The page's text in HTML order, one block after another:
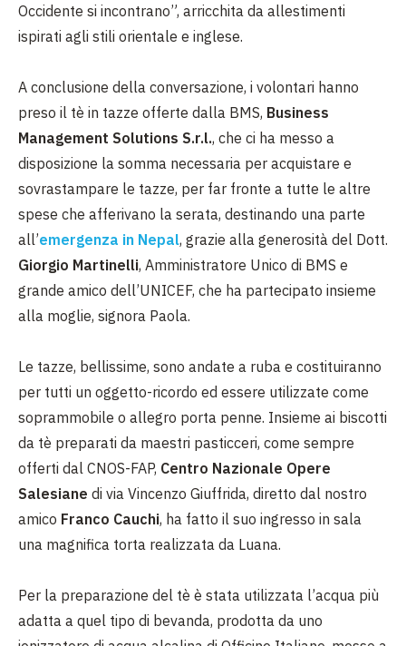
Occidente si incontrano”, arricchita da allestimenti
ispirati agli stili orientale e inglese.
A conclusione della conversazione, i volontari hanno
preso il tè in tazze offerte dalla BMS, Business
Management Solutions S.r.l., che ci ha messo a
disposizione la somma necessaria per acquistare e
sovrastampare le tazze, per far fronte a tutte le altre
spese che afferivano la serata, destinando una parte
all’emergenza in Nepal, grazie alla generosità del Dott.
Giorgio Martinelli, Amministratore Unico di BMS e
grande amico dell’UNICEF, che ha partecipato insieme
alla moglie, signora Paola.
Le tazze, bellissime, sono andate a ruba e costituiranno
per tutti un oggetto-ricordo ed essere utilizzate come
soprammobile o allegro porta penne. Insieme ai biscotti
da tè preparati da maestri pasticceri, come sempre
offerti dal CNOS-FAP, Centro Nazionale Opere
Salesiane di via Vincenzo Giuffrida, diretto dal nostro
amico Franco Cauchi, ha fatto il suo ingresso in sala
una magnifica torta realizzata da Luana.
Per la preparazione del tè è stata utilizzata l’acqua più
adatta a quel tipo di bevanda, prodotta da uno